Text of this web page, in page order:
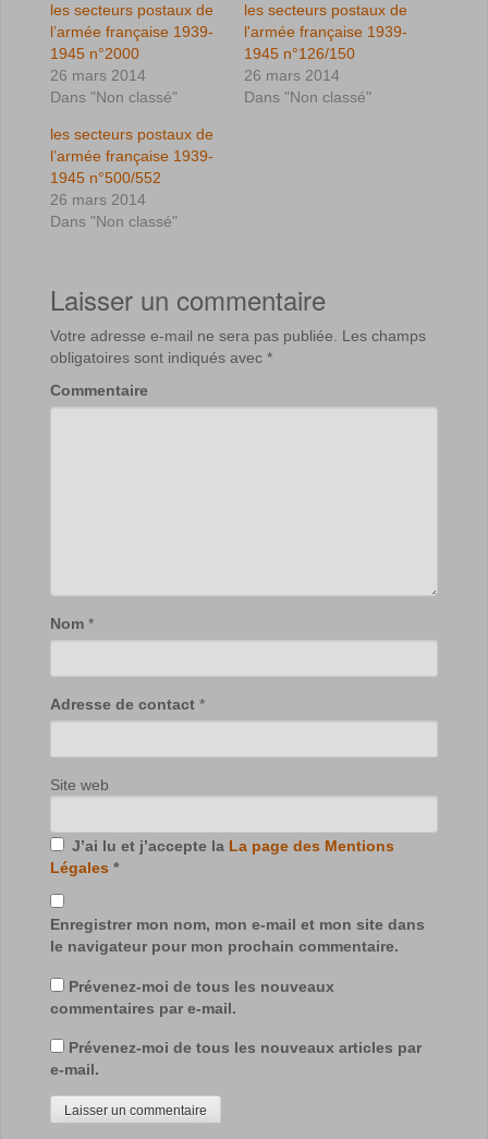
les secteurs postaux de
l’armée française 1939-
1945 n°2000
26 mars 2014
Dans "Non classé"
les secteurs postaux de
l'armée française 1939-
1945 n°126/150
26 mars 2014
Dans "Non classé"
les secteurs postaux de
l’armée française 1939-
1945 n°500/552
26 mars 2014
Dans "Non classé"
Laisser un commentaire
Votre adresse e-mail ne sera pas publiée. Les champs
obligatoires sont indiqués avec *
Commentaire
Nom *
Adresse de contact *
Site web
J’ai lu et j’accepte la La page des Mentions
Légales *
Enregistrer mon nom, mon e-mail et mon site dans
le navigateur pour mon prochain commentaire.
Prévenez-moi de tous les nouveaux
commentaires par e-mail.
Prévenez-moi de tous les nouveaux articles par
e-mail.